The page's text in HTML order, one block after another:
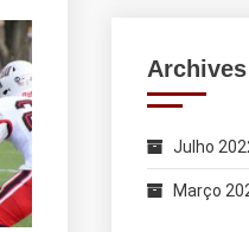
Archives
Julho
Março